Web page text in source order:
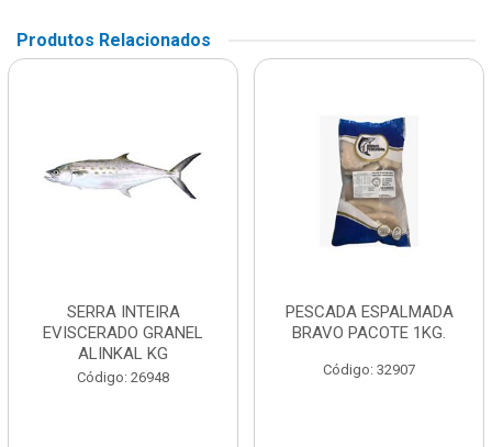
Produtos Relacionados
SERRA INTEIRA
EVISCERADO GRANEL
ALINKAL KG
Código: 26948
PESCADA ESPALMADA
BRAVO PACOTE 1KG.
Código: 32907